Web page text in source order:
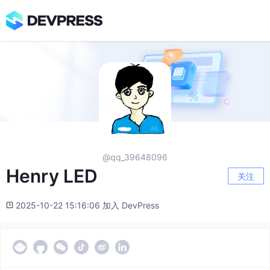
@qq_39648096
Henry LED 关注
2025-10-22 15:16:06 加入 DevPress